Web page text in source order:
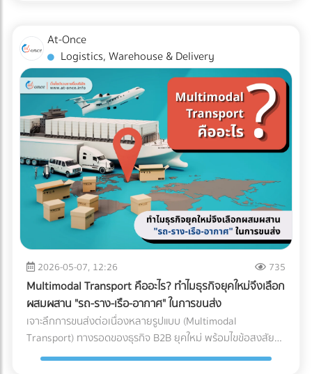
พ่วงแบบเรียบ (Flatbed) ทนทานต่อการบรรทุกของที่หนักมาก
และยาวเป็นพิเศษ ✅ สินค้าที่ตอบโจทย์: สินค้านำเข้า-ส่งออกที่
บรรจุในตู้คอนเทนเนอร์ (ไปรับ/ส่งที่ท่าเรือหรือท่าอากาศยาน),
ท่อเหล็กขนาดใหญ่, โครงสร้างเหล็กสะพาน, หรือรถยนต์ 3 เช็
กลิสต์ฉบับย่อ: ถามตัวเองก่อนตัดสินใจจ้างรถขนส่งเหมาคัน
สินค้าคืออะไร มีน้ำหนักและปริมาตร (คิว) เท่าไหร่? (เพื่อเลือกรถที่
รับน้ำหนักได้พอดี ไม่เหลือพื้นที่ว่างให้เสียเงินฟรี) จุดขึ้น-ลง
สินค้า มีข้อจำกัดไหม? (เช่น ซอยแคบ รถ 6 ล้อเข้าไม่ได้ หรือมี
เครื่องโฟล์คลิฟต์สำหรับโหลดของหรือไม่) ต้องการบริการเสริม
อะไรบ้าง? (เช่น ต้องการพนักงานยกของด้วย หรือต้องการ
ประกันภัยสินค้ามูลค่าสูงครอบคลุมเพิ่มเติม) สรุป การเลือก
ประเภทรถขนส่งให้ตรงกับงาน ไม่เพียงแต่ช่วยปกป้องสินค้าให้ถึง
มือลูกค้าอย่างปลอดภัย แต่ยังเป็นกลยุทธ์สำคัญที่ช่วยให้ฝ่ายจัด
ซื้อคุมงบประมาณ Logistics ได้อย่างมีประสิทธิภาพ กำลัง
วางแผนขนส่งสินค้าล็อตใหญ่อยู่ใช่ไหม? ไม่ต้องเสียเวลาโทรเช็
กราคาหลายที่ให้วุ่นวาย! ค้นหาและเปรียบเทียบ บริษัทขนส่ง
สินค้า, ผู้ให้บริการขนส่งเหมาคัน, และบริษัท Logistics ชั้นนำ ที่มี
รถพร้อมให้บริการทุกประเภท ผ่านการคัดกรองความน่าเชื่อถือ
แล้ว ได้ที่นี่
สามารถโยกย้ายไปช่วยงานทั้งฝั่งรับและฝั่งจ่ายได้ง่าย (Cross-
docking ทำได้สะดวก) ข้อควรระวัง: อาจเกิดความแออัดบริเวณ
ประตูเข้า-ออก หากมีการรับและส่งสินค้าพร้อมกันในปริมาณ
มากๆ เหมาะกับใคร?: ธุรกิจ SME, ธุรกิจที่มีพื้นที่อาคารจำกัด,
คลังสินค้าที่เน้นการกระจายสินค้าทั่วไป (FMCG) 2. รูปแบบตัว I
(I-Shaped / Through Layout) รูปแบบนี้คือการเดินทางเป็น
"เส้นตรง" จุดรับสินค้าจะอยู่หัวอาคาร และจุดจ่ายสินค้าจะอยู่ท้าย
อาคารฝั่งตรงข้ามกัน สินค้าจะไหลไปในทิศทางเดียวแบบไม่มีการ
ย้อนกลับ ข้อดี: ลดความสับสนและการวิ่งสวนทางกันได้อย่าง
เด็ดขาด กระบวนการทำงานไหลลื่นมาก (Straight-line flow) ลด
อุบัติเหตุบริเวณคอขวด ข้อควรระวัง: ต้องใช้อาคารที่มีความยาว
มาก และต้องใช้พื้นที่ภายนอก (ลานจอดรถ) ทั้ง 2 ฝั่งของอาคาร
ทำให้สิ้นเปลืองพื้นที่โดยรอบ เหมาะกับใคร?: โรงงานอุตสาหกรรม
ขนาดใหญ่, ธุรกิจที่มีปริมาณการเข้า-ออกของสินค้ามหาศาล
(High-volume), หรือสินค้าที่มีน้ำหนักมาก/ชิ้นใหญ่ที่เคลื่อนย้าย
ยาก 3. รูปแบบตัว L (L-Shaped Layout) ผังคลังสินค้าแบบตัว
L จะคล้ายกับตัว I แต่จุดรับสินค้าและจุดจ่ายสินค้าจะตั้งฉากกันที่
มุม 90 องศา (อยู่คนละด้านของผนังอาคาร) มักเกิดขึ้นจากข้อ
จำกัดของรูปทรงอาคาร หรือพื้นที่ที่ดิน ข้อดี: แยกพื้นที่รับและส่ง
สินค้าออกจากกันอย่างชัดเจน ลดความแออัดบริเวณประตูได้ดี
อีกต่อไป เพราะระบบไม่ได้ดูแค่สิ่งที่คุณยื่น แต่ดู "สิ่งที่คนอื่นยื่น
เกี่ยวกับคุณด้วย" คำถามสำคัญคือ... ธุรกิจของคุณพร้อมรับมือ
กับการถูกตรวจสอบหรือยัง? ในวันที่ข้อมูลทางการเงินทุกเส้น
ทางเชื่อมโยงถึงกัน 3 วิธีเตรียมพร้อมรับมือ ให้ธุรกิจปลอดภัย
จาก "ภาษีย้อนหลัง" นี่คือ 3 ตัววิธีปรับตัวสำคัญ ที่เจ้าของธุรกิจ
ต้องเริ่มทำตั้งแต่วันนี้ เพื่อสร้างภูมิคุ้มกันให้บริษัทปลอดภัยจาก
ฝันร้ายเรื่องภาษีย้อนหลัง: 1. บังคับใช้ "บัญชีเล่มเดียว" (Single
Account) อย่างเคร่งครัด หมดยุคของการทำ "บัญชีเล่มหนึ่งยื่น
สรรพากร บัญชีเล่มสองเก็บไว้ดูเอง" แล้ว เพราะข้อมูลเงินสดที่
เข้าบัญชีธนาคาร ข้อมูลค่าน้ำค่าไฟ หรือข้อมูลการนำเข้าสินค้า
ถูกเชื่อมโยงถึงกันหมด การจงใจทำรายได้ให้ต่ำกว่าความเป็นจริง
จะทำให้ตัวเลขในงบการเงินขัดแย้งกันเองจนกลายเป็นเป้าหมาย
หลักของ AI ทันที วิธีแก้: ลงบันทึกรายได้และค่าใช้จ่ายทุกรายการ
ตามความเป็นจริง นอกจากจะปลอดภัยจากสรรพากรแล้ว งบ
การเงินที่สะท้อนกำไรที่แท้จริง ยังช่วยให้ธุรกิจกู้ขอสินเชื่อกับ
ธนาคาร หรือดึงดูดนักลงทุนได้ง่ายขึ้นด้วย 2. ปรับตัวเข้าสู่ระบบ
Digital Tax แบบเต็มรูปแบบ ความผิดพลาดเล็กๆ น้อยๆ จาก
การทำงานของคน (Human Error) เช่น พิมพ์ตัวเลขใบกำกับ
ภาษีผิด หรือหัก ณ ที่จ่ายไม่ครบ ถือเป็นหนึ่งในสาเหตุหลักที่ทำให้
โดนเรียกตรวจสอบ วิธีแก้: เปลี่ยนจากการใช้กระดาษ มาใช้ระบบ
At-Once
Logistics, Warehouse & Delivery
2026-05-07, 12:26 735
Multimodal Transport คืออะไร? ทำไมธุรกิจยุคใหม่จึงเลือก
ผสมผสาน "รถ-ราง-เรือ-อากาศ" ในการขนส่ง
เจาะลึกการขนส่งต่อเนื่องหลายรูปแบบ (Multimodal
Transport) ทางรอดของธุรกิจ B2B ยุคใหม่ พร้อมไขข้อสงสัยว่า
ใครคือ "เจ้าภาพ" ตัวจริงที่ช่วยคุมต้นทุนและเวลา ค้นหาพาร์ท